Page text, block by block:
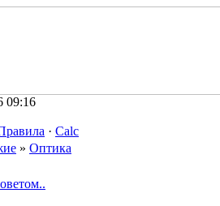
09:16
· Calc
» Оптика